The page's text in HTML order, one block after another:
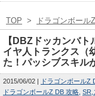
TOP > ドラゴンボール
【DBZドッカンバ
イヤ人トランクス（
た！パッシブスキル
2015/06/02 ドラゴンボールZ
ドラゴンボールZ DB 攻略 SR